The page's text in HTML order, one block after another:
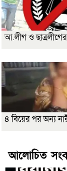
আ.লীগ ও
৪ বিয়ের পর অন্য
আলোচিত